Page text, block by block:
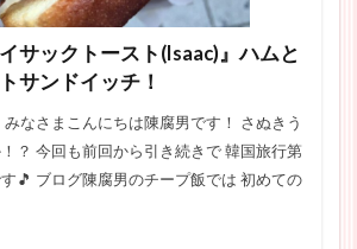
サックトースト(Isaac)』ハムと
サンドイッチ！
なさまこんにちは陳腐男です！ さぬきう
？ 今回も前回から引き続きで 韓国旅行第
🎵 ブログ陳腐男のチープ飯では 初めての